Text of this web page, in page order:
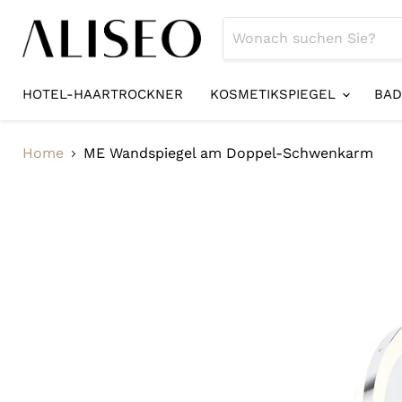
HOTEL-HAARTROCKNER KOSMETIKSPIEGEL
Home ME Wandspiegel am Doppel-Schwenkarm